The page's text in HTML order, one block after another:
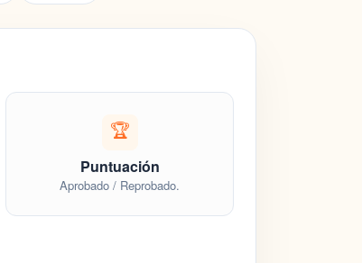
🏆
Puntuación
Aprobado / Reprobado.